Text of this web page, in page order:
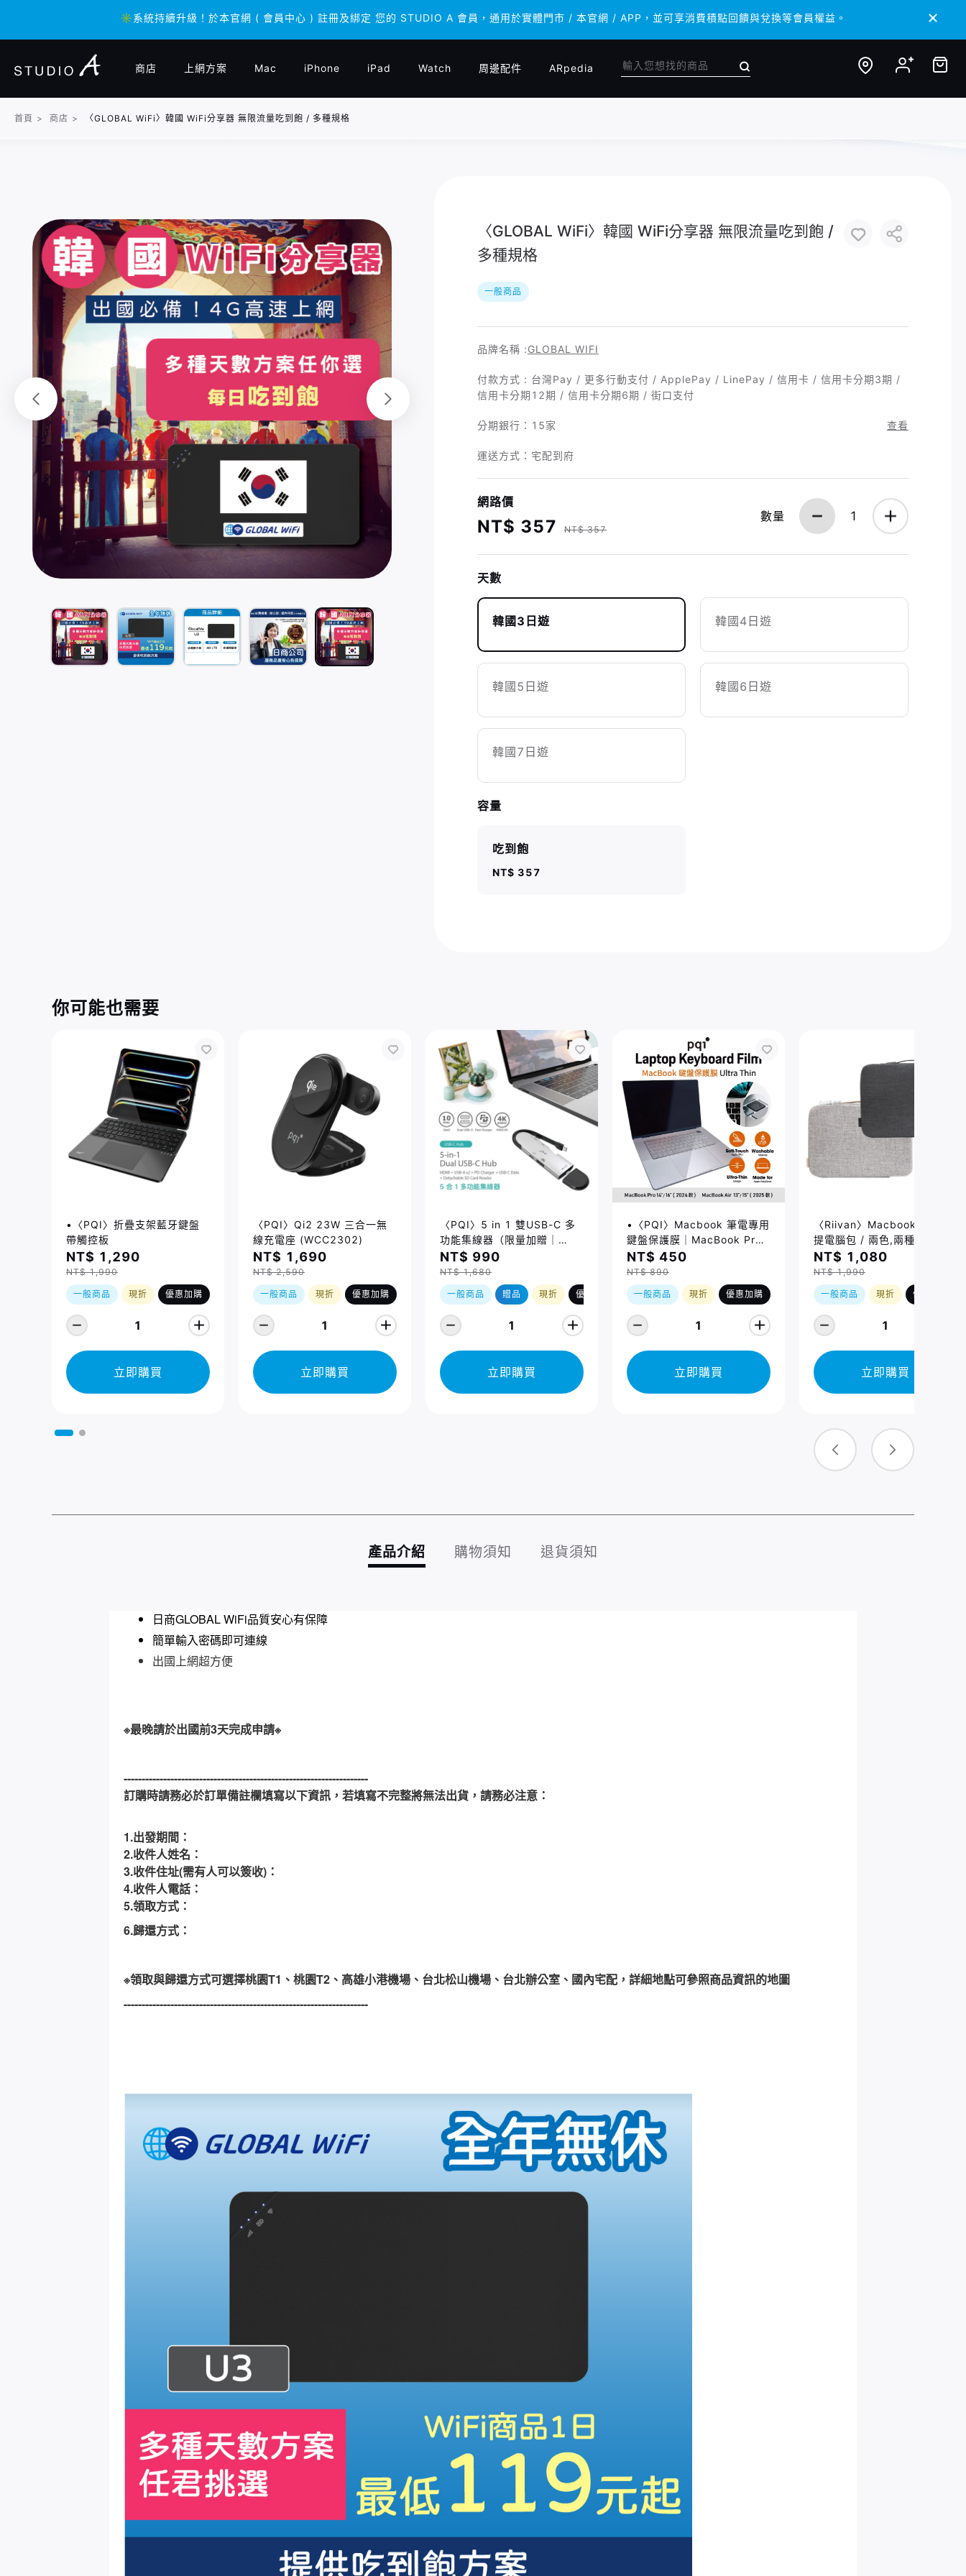
✳️系統持續升級！於本官網 ( 會員中心 ) 註冊及綁定 您的 STUDIO A 會員，通用於實體門市 / 本官網 / APP，並可享消費積點回饋與兌換等會員權益。
✳️系統持續升級！於本官網 ( 會員中心 ) 註冊及綁定 您的 STUDIO A 會員，通用於實體門市 / 本官網 / APP，並可享消費積點回饋與兌換等會員權益。
商店 上網方案 Mac iPhone iPad Watch 周邊配件 ARpedia
首頁 > 商店 > 〈GLOBAL WiFi〉韓國 WiFi分享器 無限流量吃到飽 / 多種規格
〈GLOBAL WiFi〉韓國 WiFi分享器 無限流量吃到飽 /
多種規格
一般商品
品牌名稱 :GLOBAL WIFI
付款方式 : 台灣Pay / 更多行動支付 / ApplePay / LinePay / 信用卡 / 信用卡分期3期 /
信用卡分期12期 / 信用卡分期6期 / 街口支付
分期銀行： 15家 查看
運送方式：宅配到府
網路價
NT$ 357 NT$ 357
數量 1
天數
韓國3日遊 韓國4日遊
韓國5日遊 韓國6日遊
韓國7日遊
容量
吃到飽
NT$ 357
你可能也需要
•〈PQI〉折疊支架藍牙鍵盤
帶觸控板
NT$ 1,290
NT$ 1,990
一般商品 現折 優惠加購
1
立即購買
〈PQI〉Qi2 23W 三合一無
線充電座 (WCC2302)
NT$ 1,690
NT$ 2,590
一般商品 現折 優惠加購
1
立即購買
〈PQI〉5 in 1 雙USB-C 多
功能集線器（限量加贈｜
U988 class 10 Micro SD
記憶卡 64GB，附 SD 轉卡）
NT$ 990
NT$ 1,680
一般商品 贈品 現折 優惠加購
1
立即購買
•〈PQI〉Macbook 筆電專用
鍵盤保護膜｜MacBook Pro
14/16吋 (2021-2026)、
MacBook Air 13/15吋
(2026) 適用
NT$ 450
NT$ 890
一般商品 現折 優惠加購
1
立即購買
〈Riivan〉Macbook 防震手
提電腦包 / 兩色,兩種規格
NT$ 1,080
NT$ 1,990
一般商品 現折 優惠加購
1
立即購買
產品介紹 購物須知 退貨須知
日商GLOBAL WiFi品質安心有保障
簡單輸入密碼即可連線
出國上網超方便
​※最晚請於出國前3天完成申請※
--------------------------------------------------------------------
訂購時請務必於訂單備註欄填寫以下資訊，若填寫不完整將無法出貨，請務必注意：
1.出發期間：
2.收件人姓名：
3.收件住址(需有人可以簽收)：
4.收件人電話：
5.領取方式：
6.歸還方式：
※領取與歸還方式可選擇桃園T1、桃園T2、高雄小港機場、台北松山機場、台北辦公室、國內宅配，詳細地點可參照商品資訊的地圖
--------------------------------------------------------------------